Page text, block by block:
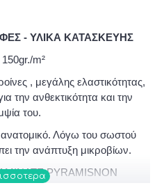
- ΥΛΙΚΑ ΚΑΤΑΣΚΕΥΗΣ
m²
, μεγάλης ελαστικότητας,
την ανθεκτικότητα και την
του.
ανατομικό. Λόγω του σωστού
την ανάπτυξη μικροβίων.
PYRAMISNON